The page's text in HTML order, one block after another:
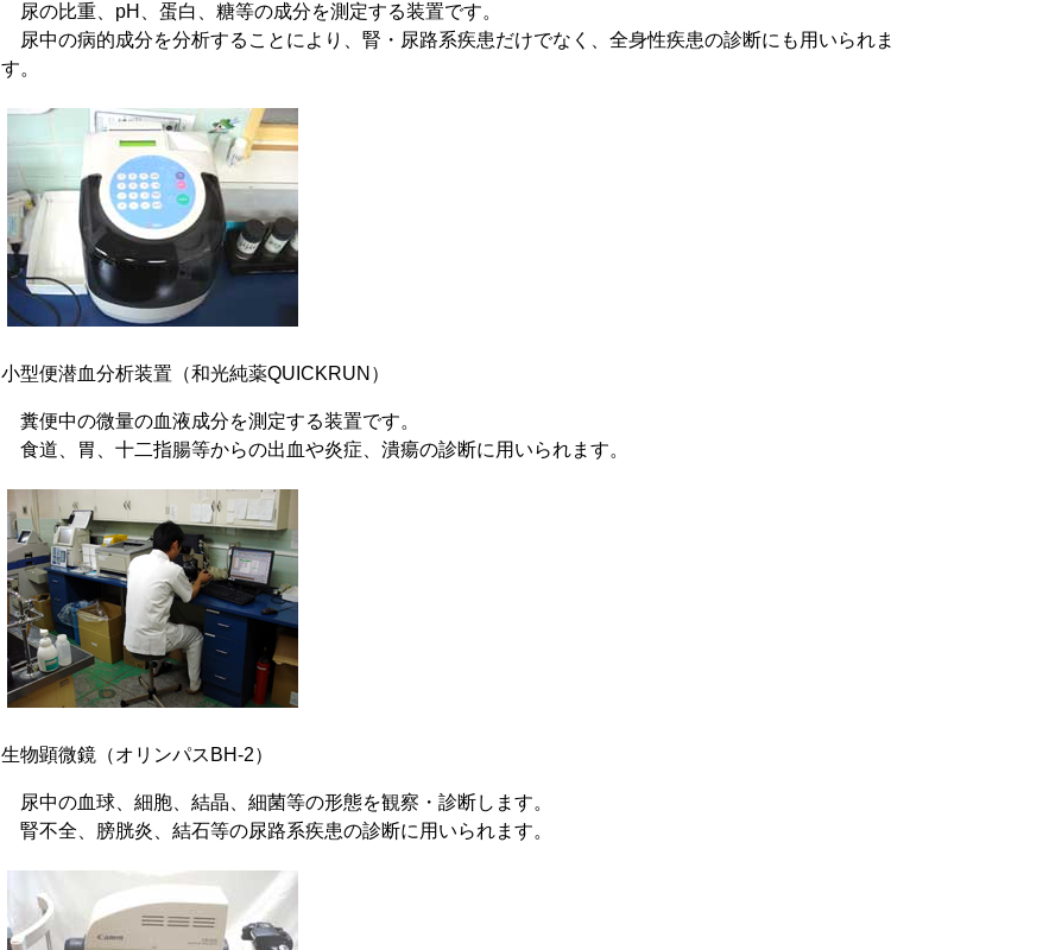
尿の比重、pH、蛋白、糖等の成分を測定する装置です。
尿中の病的成分を分析することにより、腎・尿路系疾患だけでなく、全身性疾患の診断にも用いられま
す。
小型便潜血分析装置（和光純薬QUICKRUN）
糞便中の微量の血液成分を測定する装置です。
食道、胃、十二指腸等からの出血や炎症、潰瘍の診断に用いられます。
生物顕微鏡（オリンパスBH-2）
尿中の血球、細胞、結晶、細菌等の形態を観察・診断します。
腎不全、膀胱炎、結石等の尿路系疾患の診断に用いられます。